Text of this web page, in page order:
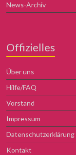
News-Archiv
Offizielles
Über uns
Hilfe/FAQ
Vorstand
Impressum
Datenschutzerklärung
Kontakt